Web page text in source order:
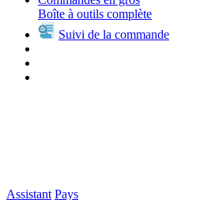
Boîte à outils complète
Suivi de la commande
Assistant Pays